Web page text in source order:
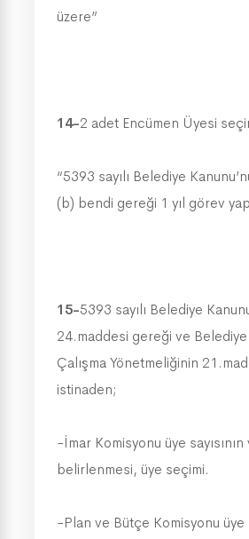
üzere”
14-2 adet Encümen Üyesi
“5393 sayılı Belediye
(b) bendi gereği 1 yıl görev
15-5393 sayılı Belediye
24.maddesi gereği ve
Çalışma Yönetmeliğinin
istinaden;
-İmar Komisyonu üye
belirlenmesi, üye seçimi.
-Plan ve Bütçe Komisyonu üye